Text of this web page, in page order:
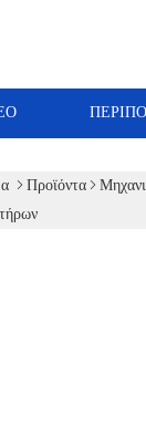
Προϊόντα